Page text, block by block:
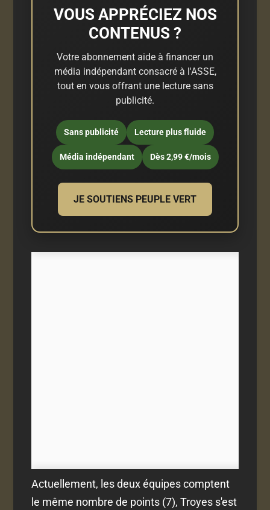
VOUS APPRÉCIEZ NOS
CONTENUS ?
Votre abonnement aide à financer un
média indépendant consacré à l'ASSE,
tout en vous offrant une lecture sans
publicité.
Sans publicité Lecture plus fluide
Média indépendant Dès 2,99 €/mois
JE SOUTIENS PEUPLE VERT
Actuellement, les deux équipes comptent
le même nombre de points (7), Troyes s'est